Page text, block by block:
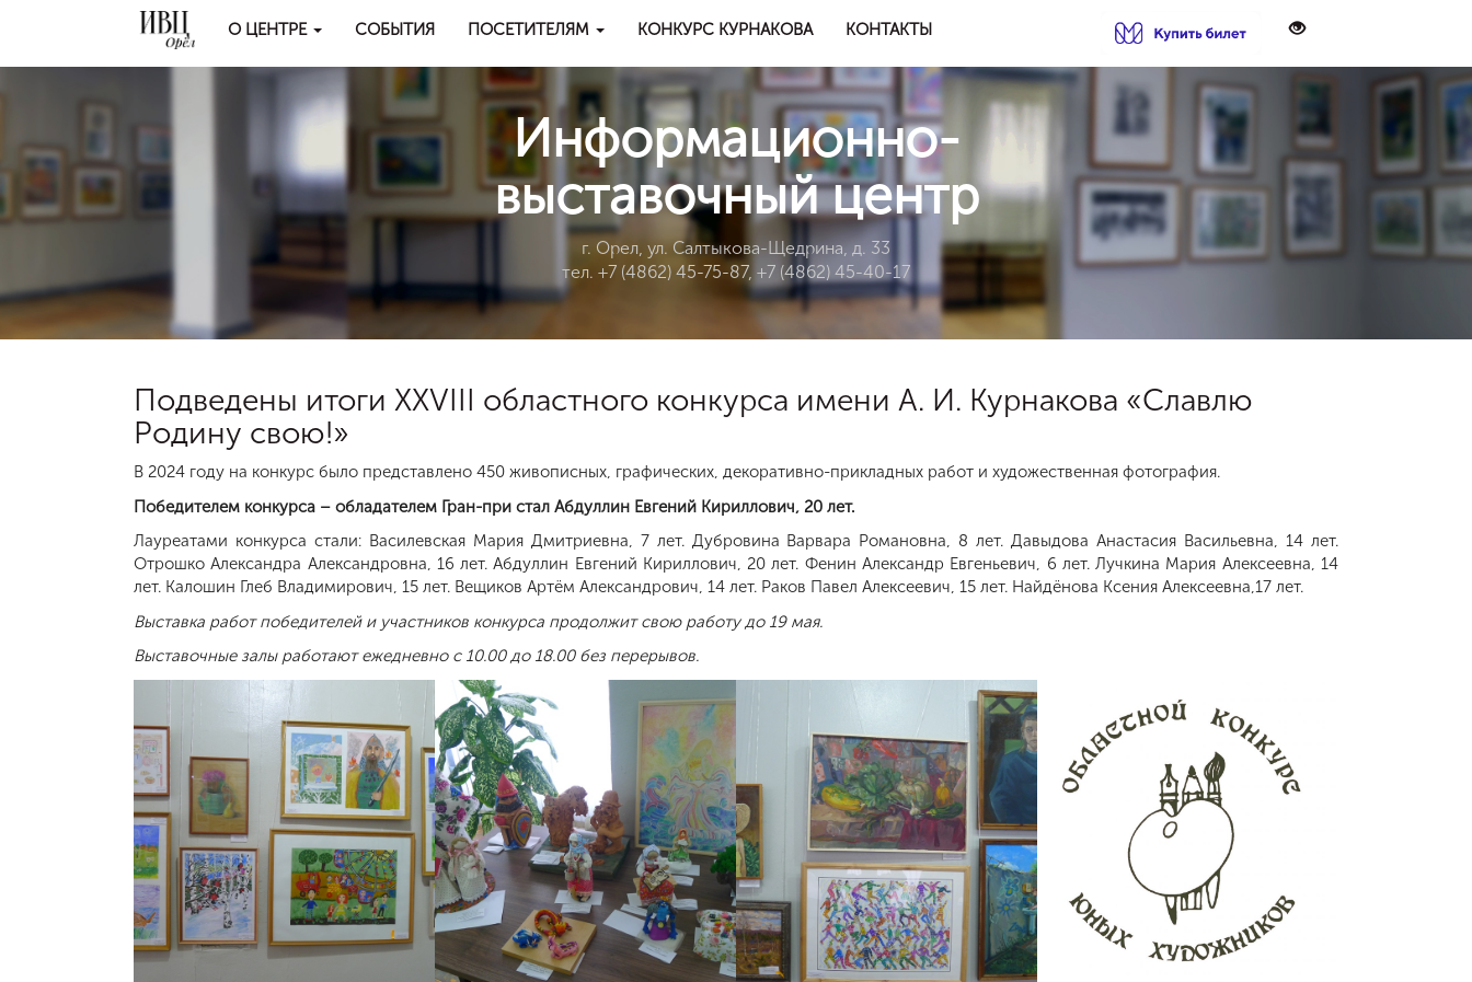
О ЦЕНТРЕ СОБЫТИЯ ПОСЕТИТЕЛЯМ КОНКУРС КУРНАКОВА КОНТАКТЫ
Информационно-
выставочный центр
г. Орел, ул. Салтыкова-Щедрина, д. 33
тел. +7 (4862) 45-75-87, +7 (4862) 45-40-17
Подведены итоги XXVIII областного конкурса имени А. И. Курнакова «Славлю
Родину свою!»
В 2024 году на конкурс было представлено 450 живописных, графических, декоративно-прикладных работ и художественная фотография.
Победителем конкурса – обладателем Гран-при стал Абдуллин Евгений Кириллович, 20 лет.
Лауреатами конкурса стали: Василевская Мария Дмитриевна, 7 лет. Дубровина Варвара Романовна, 8 лет. Давыдова Анастасия Васильевна, 14 лет.
Отрошко Александра Александровна, 16 лет. Абдуллин Евгений Кириллович, 20 лет. Фенин Александр Евгеньевич, 6 лет. Лучкина Мария Алексеевна, 14
лет. Калошин Глеб Владимирович, 15 лет. Вещиков Артём Александрович, 14 лет. Раков Павел Алексеевич, 15 лет. Найдёнова Ксения Алексеевна,17 лет.
Выставка работ победителей и участников конкурса продолжит свою работу до 19 мая.
Выставочные залы работают ежедневно с 10.00 до 18.00 без перерывов.